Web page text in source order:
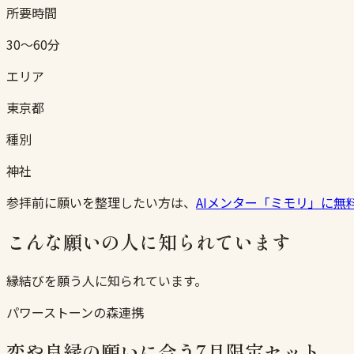
所要時間
30〜60分
エリア
東京都
種別
神社
参拝前に願いを整理したい方は、 AIメンター「ミモリ」に無
こんな願いの人に知られています
縁結びを願う人に知られています。
パワーストーンの森連携